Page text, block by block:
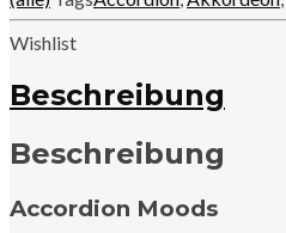
Wishlist
Beschreibung
Beschreibung
Accordion Moods